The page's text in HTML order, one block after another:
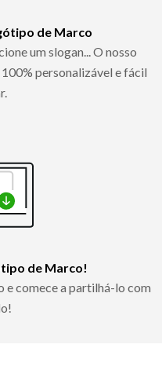
de Marco
um slogan... O nosso
personalizável e fácil
de Marco!
comece a partilhá-lo com